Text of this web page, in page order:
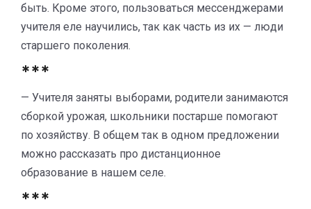
быть. Кроме этого, пользоваться мессенджерами
учителя еле научились, так как часть из их — люди
старшего поколения.
***
— Учителя заняты выборами, родители занимаются
сборкой урожая, школьники постарше помогают
по хозяйству. В общем так в одном предложении
можно рассказать про дистанционное
образование в нашем селе.
***